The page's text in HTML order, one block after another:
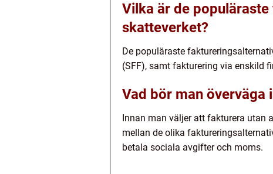
Vilka är de
skatteverket?
De populäraste
(SFF), samt fakturering via enskild
Vad bör man
Innan man väljer att fakturera utan
mellan de olika
betala sociala avgifter och moms.